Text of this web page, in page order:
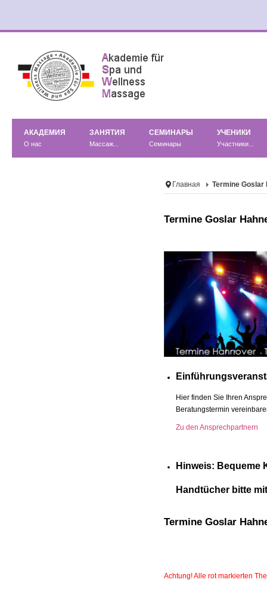
АКАДЕМИЯ
О нас
ЗАНЯТИЯ
Массаж...
СЕМИНАРЫ
Семинары
УЧЕНИКИ
Участники...
Главная Termine Goslar
Termine Goslar
Hier finden Sie Ihren
Beratungstermin
Zu den Ansprechpartnern
Hinweis: Bequeme
Handtücher bitte
Termine Goslar
Achtung! Alle rot markierten